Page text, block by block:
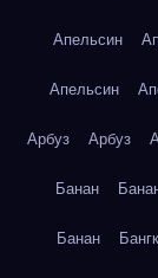
Апельсин
Апельсин
Арбуз Арбуз
Банан
Банан